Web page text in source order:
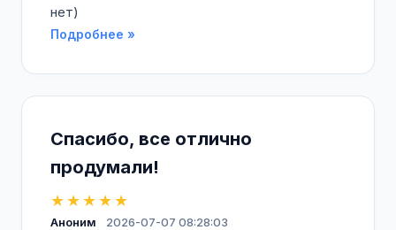
нет)
Подробнее »
Спасибо, все отлично
продумали!
★★★★★
Аноним
2026-07-07 08:28:03